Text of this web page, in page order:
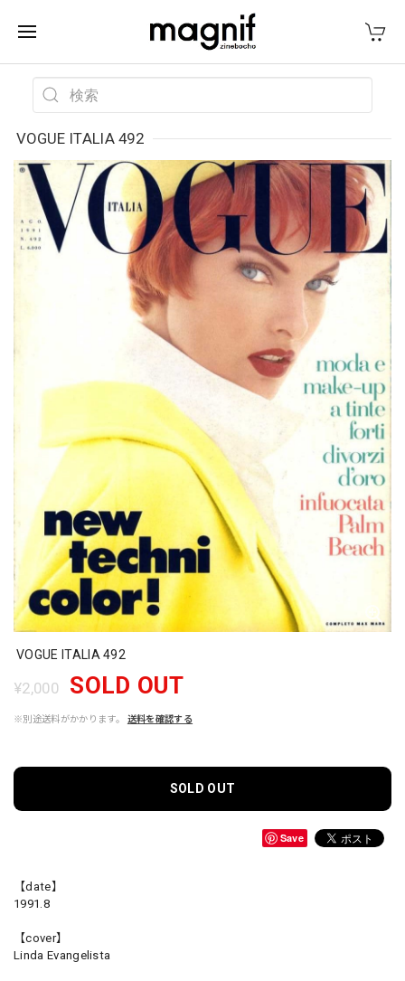
VOGUE ITALIA 492
VOGUE ITALIA 492
¥2,000 SOLD OUT
※別途送料がかかります。 送料を確認する
SOLD OUT
Save
【date】
1991.8
【cover】
Linda Evangelista